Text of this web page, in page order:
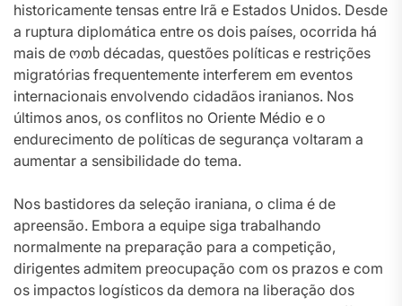
historicamente tensas entre Irã e Estados Unidos. Desde
a ruptura diplomática entre os dois países, ocorrida há
mais de ოთხ décadas, questões políticas e restrições
migratórias frequentemente interferem em eventos
internacionais envolvendo cidadãos iranianos. Nos
últimos anos, os conflitos no Oriente Médio e o
endurecimento de políticas de segurança voltaram a
aumentar a sensibilidade do tema.
Nos bastidores da seleção iraniana, o clima é de
apreensão. Embora a equipe siga trabalhando
normalmente na preparação para a competição,
dirigentes admitem preocupação com os prazos e com
os impactos logísticos da demora na liberação dos